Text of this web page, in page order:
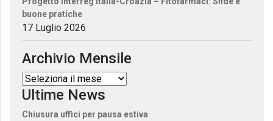
buone pratiche
17 Luglio 2026
Archivio Mensile
Ultime News
Chiusura uffici per pausa estiva